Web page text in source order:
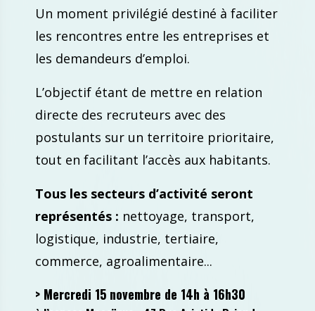
Un moment privilégié destiné à faciliter
les rencontres entre les entreprises et
les demandeurs d’emploi.
L’objectif étant de mettre en relation
directe des recruteurs avec des
postulants sur un territoire prioritaire,
tout en facilitant l’accès aux habitants.
Tous les secteurs d’activité seront
représentés : nettoyage, transport,
logistique, industrie, tertiaire,
commerce, agroalimentaire...
> Mercredi 15 novembre de 14h à 16h30